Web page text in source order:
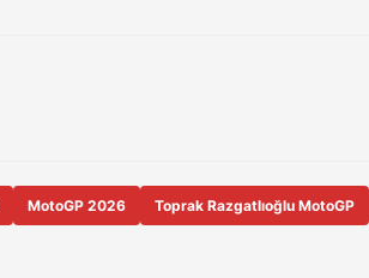
MotoGP 2026 Toprak Razgatlıoğlu MotoGP